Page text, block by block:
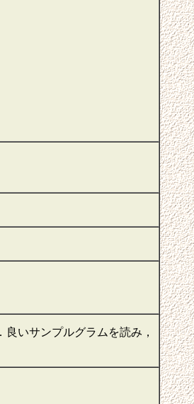
いサンプルグラムを読み，